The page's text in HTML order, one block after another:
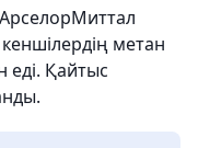
метан
еді. Қайтыс